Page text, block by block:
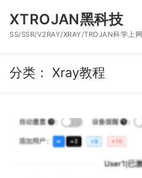
XTROJAN黑科技
SS/SSR/V2RAY/XRAY/TROJAN科学上网
分类： Xray教程